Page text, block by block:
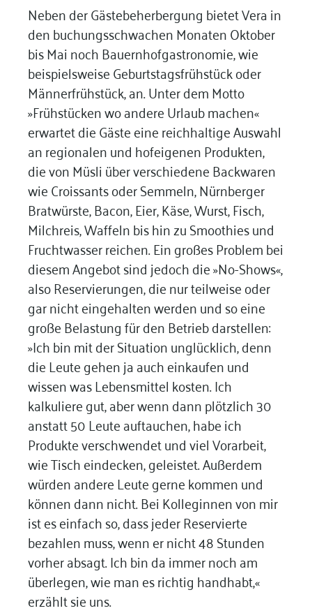
Neben der Gästebeherbergung bietet Vera in
den buchungsschwachen Monaten Oktober
bis Mai noch Bauernhofgastronomie, wie
beispielsweise Geburtstagsfrühstück oder
Männerfrühstück, an. Unter dem Motto
»Frühstücken wo andere Urlaub machen«
erwartet die Gäste eine reichhaltige Auswahl
an regionalen und hofeigenen Produkten,
die von Müsli über verschiedene Backwaren
wie Croissants oder Semmeln, Nürnberger
Bratwürste, Bacon, Eier, Käse, Wurst, Fisch,
Milchreis, Waffeln bis hin zu Smoothies und
Fruchtwasser reichen. Ein großes Problem bei
diesem Angebot sind jedoch die »No-Shows«,
also Reservierungen, die nur teilweise oder
gar nicht eingehalten werden und so eine
große Belastung für den Betrieb darstellen:
»Ich bin mit der Situation unglücklich, denn
die Leute gehen ja auch einkaufen und
wissen was Lebensmittel kosten. Ich
kalkuliere gut, aber wenn dann plötzlich 30
anstatt 50 Leute auftauchen, habe ich
Produkte verschwendet und viel Vorarbeit,
wie Tisch eindecken, geleistet. Außerdem
würden andere Leute gerne kommen und
können dann nicht. Bei Kolleginnen von mir
ist es einfach so, dass jeder Reservierte
bezahlen muss, wenn er nicht 48 Stunden
vorher absagt. Ich bin da immer noch am
überlegen, wie man es richtig handhabt,«
erzählt sie uns.